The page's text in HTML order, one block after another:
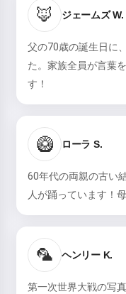
🦊 ジェームズ W.
父の70歳の誕生日に
た。家族全員が言葉
す！
🥝 ローラ S.
60年代の両親の古い
人が踊っています！
🦜 ヘンリー K.
第一次世界大戦の写
サービスの利用を開
なります：